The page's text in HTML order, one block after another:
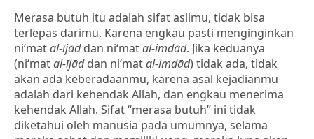
Merasa butuh itu adalah sifat aslimu, tidak bisa
terlepas darimu. Karena engkau pasti menginginkan
ni‘matal-ījāddan ni‘matal-imdād. Jika keduanya
(ni‘matal-ījāddan ni‘matal-imdād) tidak ada, tidak
akan ada keberadaanmu, karena asal kejadianmu
adalah dari kehendak Allah, dan engkau menerima
kehendak Allah. Sifat “merasa butuh” ini tidak
diketahui oleh manusia pada umumnya, selama